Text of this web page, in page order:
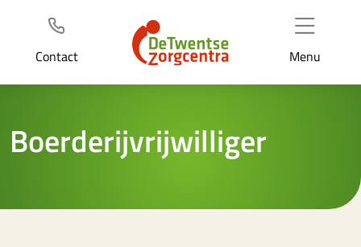
Header
Contact Menu
Boerderijvrijwilliger